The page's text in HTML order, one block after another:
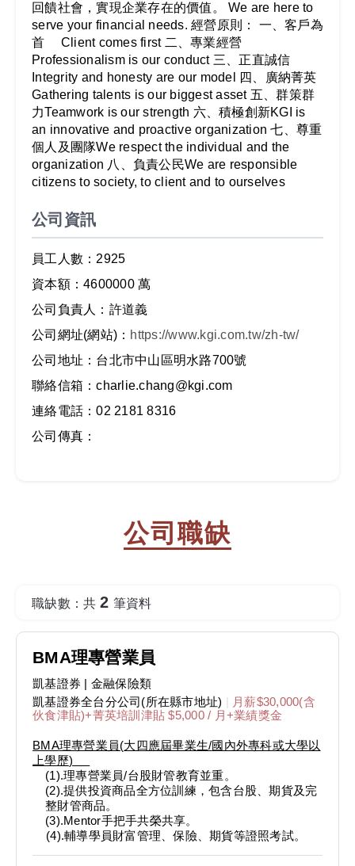
回饋社會，實現企業存在的價值。 We are here to
serve your financial needs. 經營原則： 一、客戶為
首 Client comes first 二、專業經營
Professionalism is our conduct 三、正直誠信
Integrity and honesty are our model 四、廣納菁英
Gathering talents is our biggest asset 五、群策群
力Teamwork is our strength 六、積極創新KGI is
an innovative and proactive organization 七、尊重
個人及團隊We respect the individual and the
organization 八、負責公民We are responsible
citizens to society, to client and to ourselves
公司資訊
員工人數：2925
資本額：4600000 萬
公司負責人：許道義
公司網址(網站)： https://www.kgi.com.tw/zh-tw/
公司地址：台北市中山區明水路700號
聯絡信箱：charlie.chang@kgi.com
連絡電話：02 2181 8316
公司傳真：
公司職缺
職缺數：共 2 筆資料
BMA理專營業員
凱基證券 | 金融保險類
凱基證券全台分公司(所在縣市地址)
月薪$30,000(含
伙食津貼)+菁英培訓津貼 $5,000 / 月+業績獎金
BMA理專營業員(大四應屆畢業生/國內外專科或大學以
上學歷)
(1).理專營業員/台股財管教育並重。
(2).提供投資商品全方位訓練，包含台股、期貨及完
整財管商品。
(3).Mentor手把手共榮共享。
(4).輔導學員財富管理、保險、期貨等證照考試。